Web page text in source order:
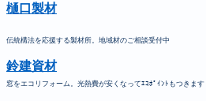
樋口製材
伝統構法を応援する製材所。地域材のご相談受付中
鈴建資材
窓をエコリフォーム。光熱費が安くなってｴｺﾎﾟｲﾝﾄもつきます